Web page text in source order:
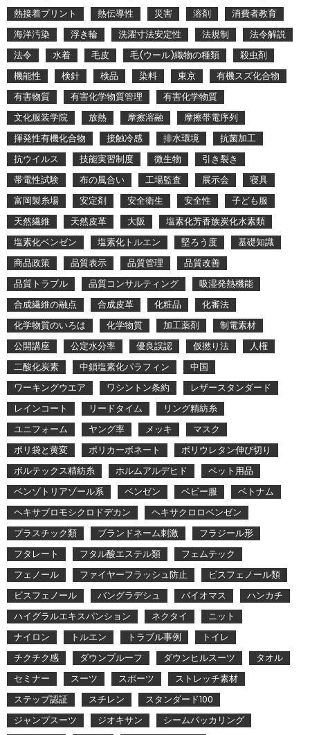
熱接着プリント
熱伝導性 災害 溶剤
消費者教育
海洋汚染
浮き輪 洗濯寸法安定性 法規制
法令解説
法令
水着 毛皮 毛(ウール)織物の種類
殺虫剤
機能性
検針 検品 染料 東京
有機スズ化合物
有害物質
有害化学物質管理
有害化学物質
文化服装学院
放熱 摩擦溶融
摩擦帯電序列
揮発性有機化合物
接触冷感 排水環境
抗菌加工
抗ウイルス
技能実習制度 微生物
引き裂き
帯電性試験
布の風合い 工場監査 展示会
寝具
富岡製糸場
安定剤 安全衛生 安全性
子ども服
天然繊維
天然皮革 大阪
塩素化芳香族炭化水素類
塩素化ベンゼン
塩素化トルエン 堅ろう度
基礎知識
商品政策
品質表示 品質管理
品質改善
品質トラブル
品質コンサルティング
吸湿発熱機能
合成繊維の融点
合成皮革 化粧品
化審法
化学物質のいろは
化学物質 加工薬剤
制電素材
公開講座
公定水分率 優良誤認 仮撚り法
人権
二酸化炭素
中鎖塩素化パラフィン
中国
ワーキングウエア
ワシントン条約
レザースタンダード
レインコート
リードタイム
リング精紡糸
ユニフォーム
ヤング率 メッキ
マスク
ポリ袋と黄変
ポリカーボネート
ポリウレタン伸び切り
ボルテックス精紡糸
ホルムアルデヒド
ペット用品
ベンゾトリアゾール系
ベンゼン ベビー服
ベトナム
ヘキサブロモシクロドデカン
ヘキサクロロベンゼン
プラスチック類
ブランドネーム刺激
フラジール形
フタレート
フタル酸エステル類
フェムテック
フェノール
ファイヤーフラッシュ防止
ビスフェノール類
ビスフェノール
バングラデシュ バイオマス
ハンカチ
ハイグラルエキスパンション
ネクタイ
ニット
ナイロン
トルエン トラブル事例
トイレ
チクチク感
ダウンプルーフ ダウンヒルスーツ
タオル
セミナー
スーツ スポーツ
ストレッチ素材
ステップ認証
スチレン
スタンダード100
ジャンプスーツ
ジオキサン
シームパッカリング